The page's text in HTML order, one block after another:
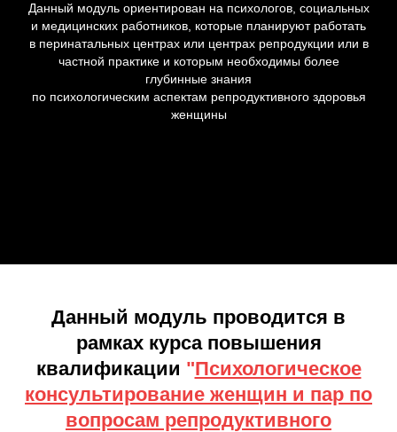
Данный модуль ориентирован на психологов, социальных
и медицинских работников, которые планируют работать
в перинатальных центрах или центрах репродукции или в
частной практике и которым необходимы более
глубинные знания
по психологическим аспектам репродуктивного здоровья
женщины
Данный модуль проводится в
рамках курса повышения
квалификации "Психологическое
консультирование женщин и пар по
вопросам репродуктивного